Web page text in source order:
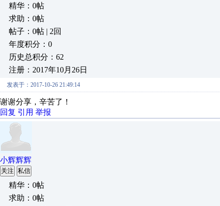
精华：0帖
求助：0帖
帖子：0帖 | 2回
年度积分：0
历史总积分：62
注册：2017年10月26日
发表于：2017-10-26 21:49:14
谢谢分享，辛苦了！
回复 引用 举报
小辉辉辉
关注 私信
精华：0帖
求助：0帖